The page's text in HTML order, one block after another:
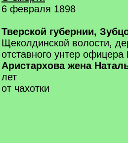
6 февраля 1898
Тверской губернии,
Щеколдинской волости,
отставного унтер офицера
Аристархова жена
лет
от чахотки